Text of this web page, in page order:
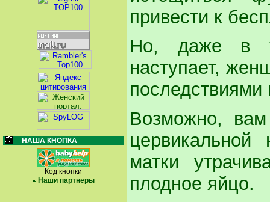
НАША КНОПКА
Код кнопки
Наши партнеры
привести к
Но, даже в
наступает,
последствиями
Возможно,
цервикальной
матки
плодное яйцо.